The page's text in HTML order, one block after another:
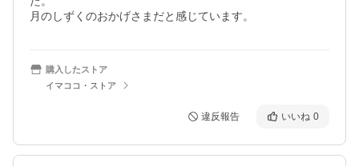
月のしずくのおかげさまだと感じています。
購入したストア
イマココ・ストア
違反報告 いいね 0